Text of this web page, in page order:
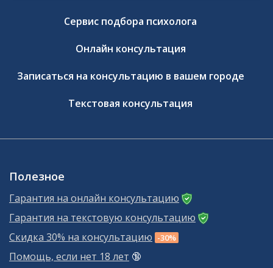
Сервис подбора психолога
Онлайн консультация
Записаться на консультацию в вашем городе
Текстовая консультация
Полезное
Гарантия на онлайн консультацию
Гарантия на текстовую консультацию
Скидка 30% на консультацию -30%
Помощь, если нет 18 лет 🔞